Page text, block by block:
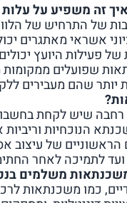
זה משפיע על עלות
של התרחיש של
אשראי מאתגרים
פעילות היועץ
שפועלים ממקומות
יותר שהם מעבירים
שיש לקחת
הנוכחיות
של עיצוב
ועד לתמיכה לאחר
משלמים
כמו משכנתאות